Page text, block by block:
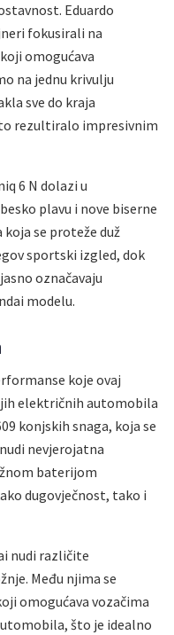
Eduardo
fokusirali na
omogućava
na jednu krivulju
sve do kraja
rezultiralo impresivnim
6 N dolazi u
plavu i nove biserne
se proteže duž
sportski izgled, dok
označavaju
modelu.
koje ovaj
električnih automobila
konjskih snaga, koja se
nevjerojatna
baterijom
dugovječnost, tako i
nudi različite
Među njima se
omogućava vozačima
što je idealno